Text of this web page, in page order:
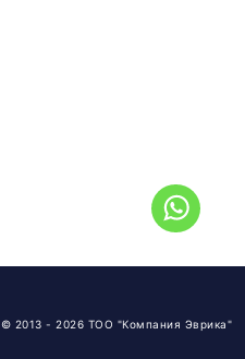
© 2013 - 2026 ТОО "Компания Эврика"